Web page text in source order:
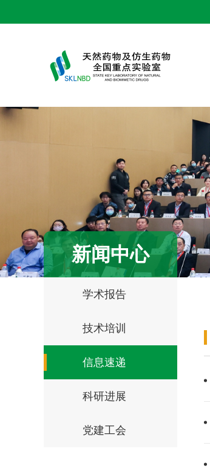
新闻中心
学术报告
技术培训
信息速递
科研进展
党建工会